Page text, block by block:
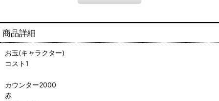
商品詳細
お玉(キャラクター)
コスト1
カウンター2000
赤